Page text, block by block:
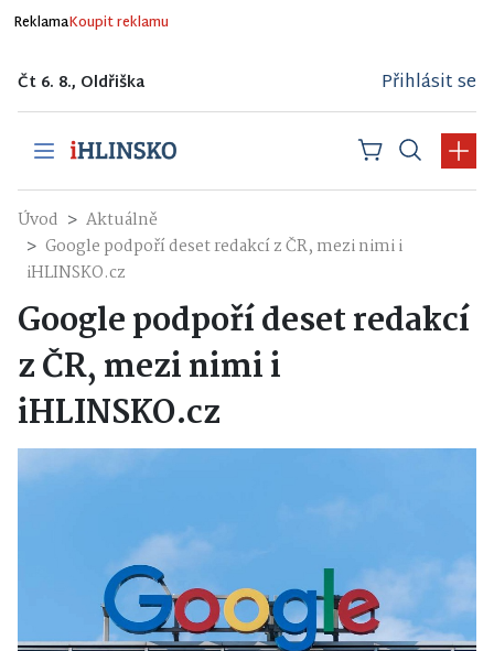
ReklamaKoupit reklamu
Čt 6. 8., Oldřiška Přihlásit se
Úvod
Aktuálně
Google podpoří deset redakcí z ČR, mezi nimi i
iHLINSKO.cz
Google podpoří deset redakcí
z ČR, mezi nimi i
iHLINSKO.cz